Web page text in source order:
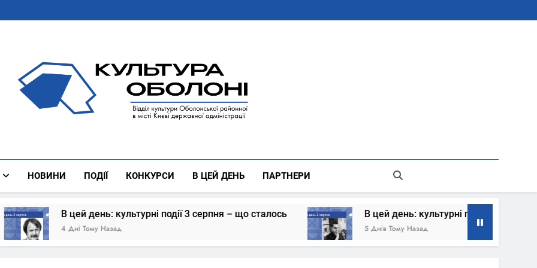
Культура Оболоні
НОВИНИ ПОДІЇ КОНКУРСИ В ЦЕЙ ДЕНЬ ПАРТНЕРИ
цей день: культурні події 3 серпня – що сталось
Дні Тому Назад
В цей день: культурні події 2 серпня – що сталось
5 Днів Тому Назад